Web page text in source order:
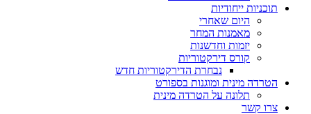
תוכניות ייחודיות
היום שאחרי
מאמנות המחר
יזמות וחדשנות
קורס דירקטוריות
נבחרת הדירקטוריות חדש
הטרדה מינית ומוגנות בספורט
תלונה על הטרדה מינית
צרו קשר